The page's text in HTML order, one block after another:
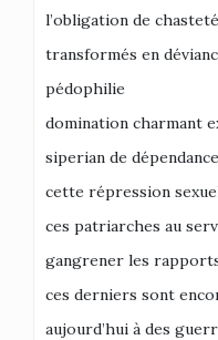
l’obligation de
transformés en
pédophilie
domination charmant
siperian de
cette répression
ces patriarches au
gangrener les
ces derniers sont
aujourd’hui à des